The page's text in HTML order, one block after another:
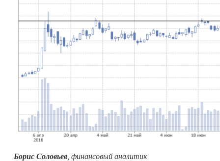
Борис Соловьев , финансовый аналитик